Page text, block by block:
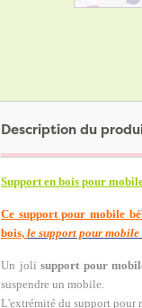
Description du
Support en bois pour
Ce support pour mobile
bois, le support pour
Un joli support pour
suspendre un mobile.
L'extrémité du support pour